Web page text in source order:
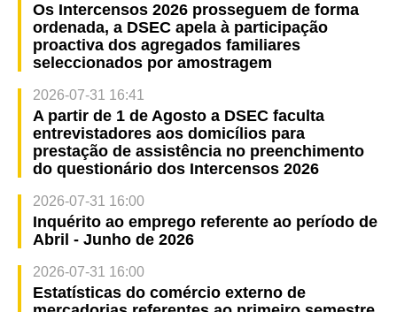
Os Intercensos 2026 prosseguem de forma
ordenada, a DSEC apela à participação
proactiva dos agregados familiares
seleccionados por amostragem
2026-07-31 16:41
A partir de 1 de Agosto a DSEC faculta
entrevistadores aos domicílios para
prestação de assistência no preenchimento
do questionário dos Intercensos 2026
2026-07-31 16:00
Inquérito ao emprego referente ao período de
Abril - Junho de 2026
2026-07-31 16:00
Estatísticas do comércio externo de